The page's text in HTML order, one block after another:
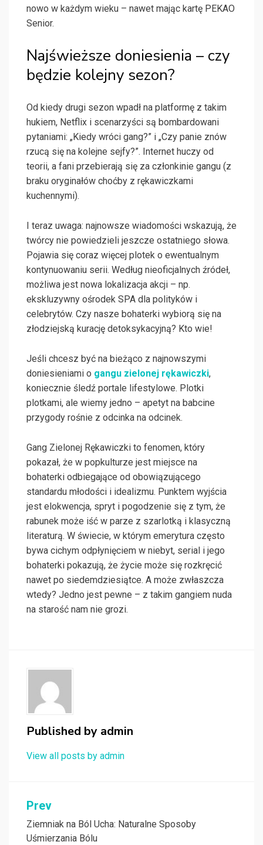
nowo w każdym wieku – nawet mając kartę PEKAO
Senior.
Najświeższe doniesienia – czy
będzie kolejny sezon?
Od kiedy drugi sezon wpadł na platformę z takim
hukiem, Netflix i scenarzyści są bombardowani
pytaniami: „Kiedy wróci gang?” i „Czy panie znów
rzucą się na kolejne sejfy?”. Internet huczy od
teorii, a fani przebierają się za członkinie gangu (z
braku oryginałów choćby z rękawiczkami
kuchennymi).
I teraz uwaga: najnowsze wiadomości wskazują, że
twórcy nie powiedzieli jeszcze ostatniego słowa.
Pojawia się coraz więcej plotek o ewentualnym
kontynuowaniu serii. Według nieoficjalnych źródeł,
możliwa jest nowa lokalizacja akcji – np.
ekskluzywny ośrodek SPA dla polityków i
celebrytów. Czy nasze bohaterki wybiorą się na
złodziejską kurację detoksykacyjną? Kto wie!
Jeśli chcesz być na bieżąco z najnowszymi
doniesieniami o gangu zielonej rękawiczki,
koniecznie śledź portale lifestylowe. Plotki
plotkami, ale wiemy jedno – apetyt na babcine
przygody rośnie z odcinka na odcinek.
Gang Zielonej Rękawiczki to fenomen, który
pokazał, że w popkulturze jest miejsce na
bohaterki odbiegające od obowiązującego
standardu młodości i idealizmu. Punktem wyjścia
jest elokwencja, spryt i pogodzenie się z tym, że
rabunek może iść w parze z szarlotką i klasyczną
literaturą. W świecie, w którym emerytura często
bywa cichym odpłynięciem w niebyt, serial i jego
bohaterki pokazują, że życie może się rozkręcić
nawet po siedemdziesiątce. A może zwłaszcza
wtedy? Jedno jest pewne – z takim gangiem nuda
na starość nam nie grozi.
Published by admin
View all posts by admin
Nawigacja
wpisu
Prev
Ziemniak na Ból Ucha: Naturalne Sposoby
Uśmierzania Bólu